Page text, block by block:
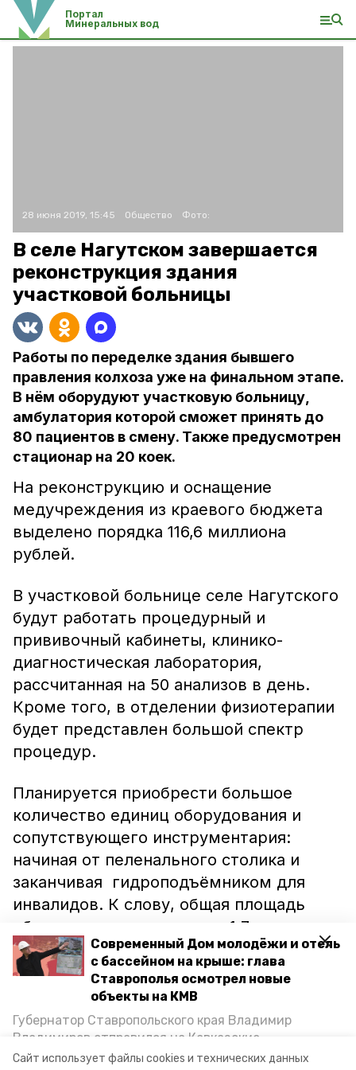
Сайт использует файлы cookies и технических данных
Современный Дом молодёжи и отель
с бассейном на крыше: глава
Ставрополья осмотрел новые
объекты на КМВ
Губернатор Ставропольского края Владимир
Владимиров отправился на Кавказские
Минеральные Воды, чтобы проинспектировать
Портал
Минеральных вод
28 июня 2019, 15:45 Общество Фото:
В селе Нагутском завершается
реконструкция здания
участковой больницы
Работы по переделке здания бывшего
правления колхоза уже на финальном этапе.
В нём оборудуют участковую больницу,
амбулатория которой сможет принять до
80 пациентов в смену. Также предусмотрен
стационар на 20 коек.
На реконструкцию и оснащение
медучреждения из краевого бюджета
выделено порядка 116,6 миллиона
рублей.
В участковой больнице селе Нагутского
будут работать процедурный и
прививочный кабинеты, клинико-
диагностическая лаборатория,
рассчитанная на 50 анализов в день.
Кроме того, в отделении физиотерапии
будет представлен большой спектр
процедур.
Планируется приобрести большое
количество единиц оборудования и
сопутствующего инструментария:
начиная от пеленального столика и
заканчивая гидроподъёмником для
инвалидов. К слову, общая площадь
объекта составляет почти 1,7 тысячи
квадратных метров.
Ранее сообщалось, что реконструкцию
больницы в селе Нагутскомпланируют
завершитьк концу 2019 года.